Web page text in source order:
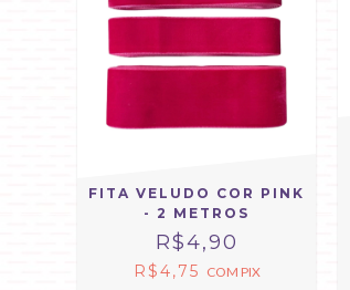
FITA VELUDO COR PINK
- 2 METROS
R$4,90
R$4,75 COM PIX